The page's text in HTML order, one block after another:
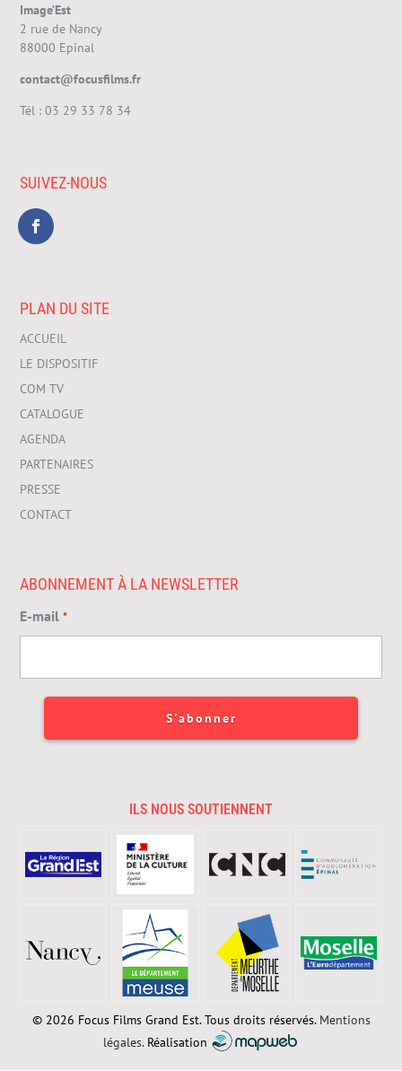
Image’Est
2 rue de Nancy
88000 Epinal
contact@focusfilms.fr
Tél :03 29 33 78 34
SUIVEZ-NOUS
PLAN DU SITE
ACCUEIL
LE DISPOSITIF
COM TV
CATALOGUE
AGENDA
PARTENAIRES
PRESSE
CONTACT
ABONNEMENT À LA NEWSLETTER
E-mail *
ILS NOUS SOUTIENNENT
© 2026 Focus Films Grand Est. Tous droits réservés. Mentions
légales.Réalisation